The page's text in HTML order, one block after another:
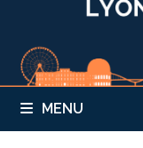
MENU